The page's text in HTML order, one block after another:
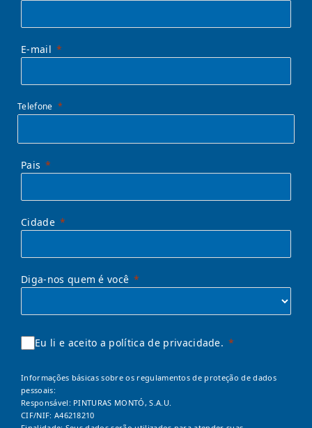
E-mail
Telefone
Pais
Cidade
Diga-nos quem é você
Eu li e aceito a política de privacidade.
Informações básicas sobre os regulamentos de proteção de dados
pessoais:
Responsável: PINTURAS MONTÓ, S.A.U.
CIF/NIF: A46218210